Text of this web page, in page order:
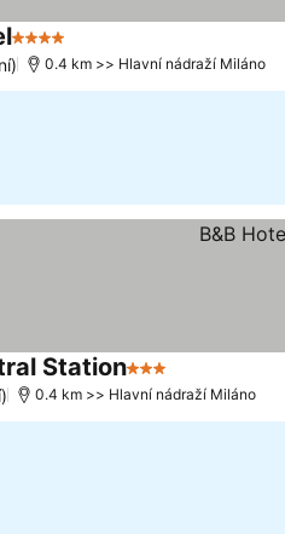
4 Počet hvězdiček
0.4 km >> Hlavní nádraží Miláno
Station3 Počet hvězdiček
0.4 km >> Hlavní nádraží Miláno